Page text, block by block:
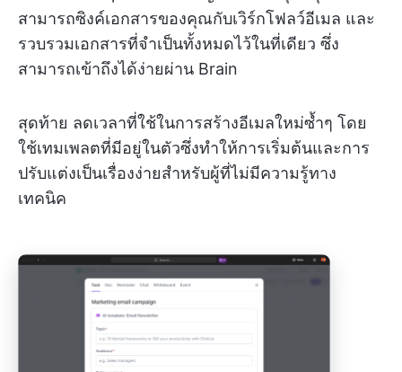
สามารถซิงค์เอกสารของคุณกับเวิร์กโฟลว์อีเมล และ
รวบรวมเอกสารที่จำเป็นทั้งหมดไว้ในที่เดียว ซึ่ง
สามารถเข้าถึงได้ง่ายผ่าน Brain
สุดท้าย ลดเวลาที่ใช้ในการสร้างอีเมลใหม่ซ้ำๆ โดย
ใช้เทมเพลตที่มีอยู่ในตัวซึ่งทำให้การเริ่มต้นและการ
ปรับแต่งเป็นเรื่องง่ายสำหรับผู้ที่ไม่มีความรู้ทาง
เทคนิค